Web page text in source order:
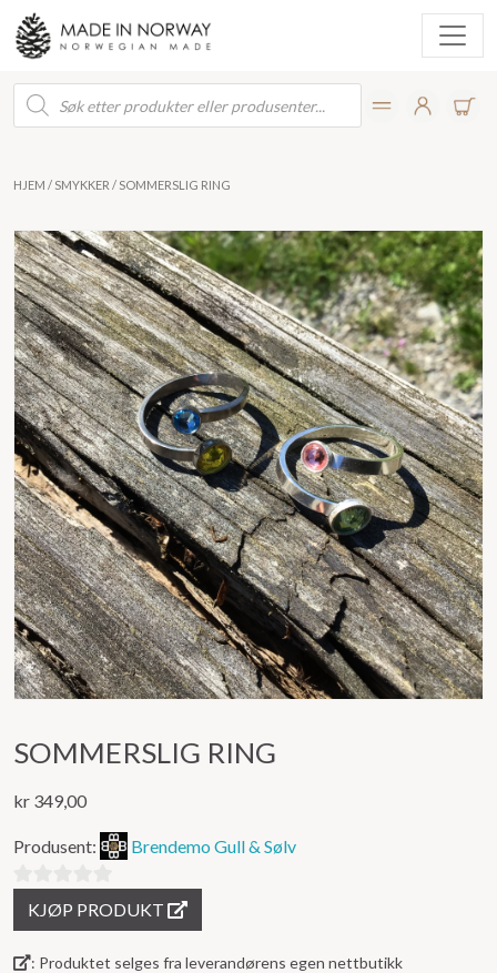
Products
search
HJEM / SMYKKER / SOMMERSLIG RING
SOMMERSLIG RING
kr 349,00
Produsent: Brendemo Gull & Sølv
ut
av
KJØP PRODUKT
: Produktet selges fra leverandørens egen nettbutikk